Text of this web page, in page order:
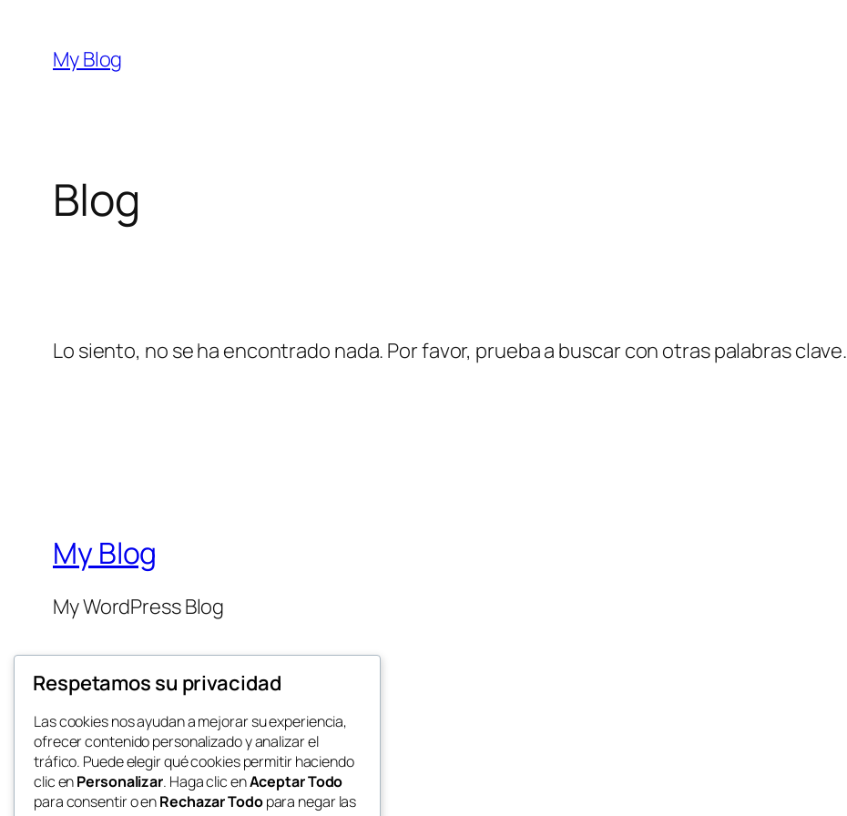
contenido
My Blog
Blog
Lo siento, no se ha encontrado nada. Por favor, prueba a buscar con otras palabras clave.
My Blog
My WordPress Blog
Twenty Twenty-Five
Respetamos su privacidad
Las cookies nos ayudan a mejorar su experiencia,
ofrecer contenido personalizado y analizar el
tráfico. Puede elegir qué cookies permitir haciendo
clic enPersonalizar. Haga clic enAceptar Todo
para consentir o enRechazar Todopara negar las